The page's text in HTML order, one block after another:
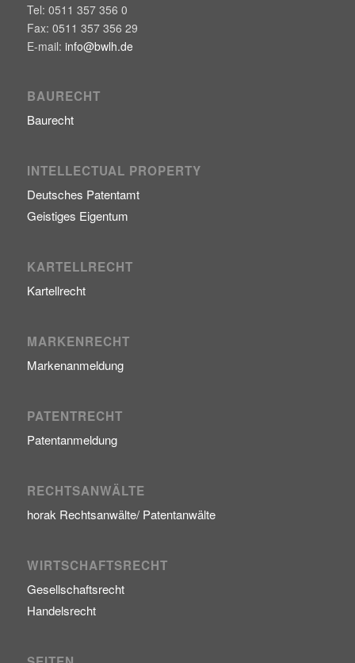
Tel: 0511 357 356 0
Fax: 0511 357 356 29
E-mail: info@bwlh.de
BAURECHT
Baurecht
INTELLECTUAL PROPERTY
Deutsches Patentamt
Geistiges Eigentum
KARTELLRECHT
Kartellrecht
MARKENRECHT
Markenanmeldung
PATENTRECHT
Patentanmeldung
RECHTSANWÄLTE
horak Rechtsanwälte/ Patentanwälte
WIRTSCHAFTSRECHT
Gesellschaftsrecht
Handelsrecht